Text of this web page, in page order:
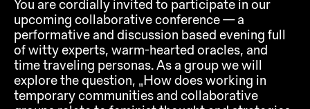
You are cordially invited to participate in our
upcoming collaborative conference — a
performative and discussion based evening full
of witty experts, warm-hearted oracles, and
time traveling personas. As a group we will
explore the question, „How does working in
temporary communities and collaborative